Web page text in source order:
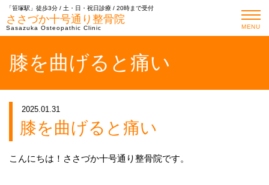
「笹塚駅」徒歩3分 / 土・日・祝日診療 / 20時まで受付
ささづか十号通り整骨院
Sasazuka Osteopathic Clinic MENU
膝を曲げると痛い
2025.01.31
膝を曲げると痛い
こんにちは！ささづか十号通り整骨院です。